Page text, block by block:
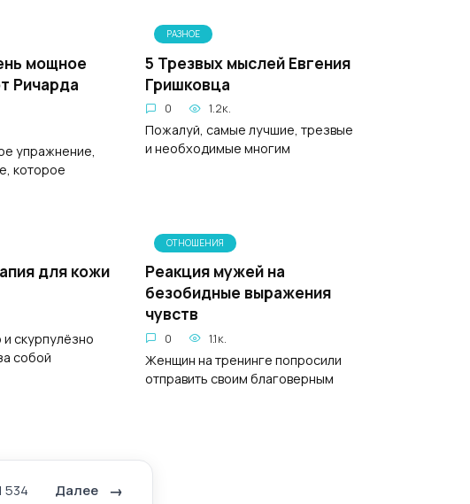
мощное
Ричарда
упражнение,
которое
РАЗНОЕ
5 Трезвых мыслей Евгения
Гришковца
0 1.2к.
Пожалуй, самые лучшие, трезвые
и необходимые многим
для кожи
скурпулёзно
собой
ОТНОШЕНИЯ
Реакция мужей на
безобидные выражения
чувств
0 1.1к.
Женщин на тренинге попросили
отправить своим благоверным
534 Далее